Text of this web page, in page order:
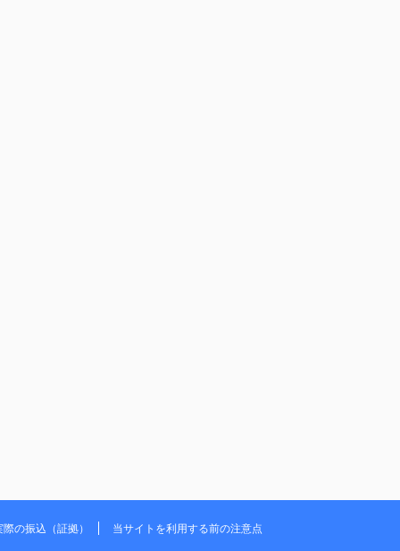
際の振込（証拠） 当サイトを利用する前の注意点